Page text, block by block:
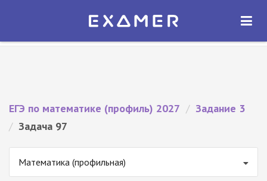
Экзамер — ЕГЭ 2027
ОТКРЫТЬ
ЕГЭ по математике (профиль) 2027 / Задание 3
/ Задача 97
Математика (профильная)